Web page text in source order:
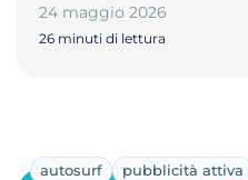
24 maggio 2026
26 minuti di lettura
autosurf pubblicità attiva